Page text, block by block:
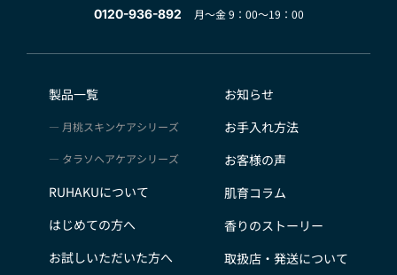
0120-936-892
月～金 9：00～19：00
製品一覧
月桃スキンケアシリーズ
タラソヘアケアシリーズ
RUHAKUについて
はじめての方へ
お試しいただいた方へ
お知らせ
お手入れ方法
お客様の声
肌育コラム
香りのストーリー
取扱店・発送について